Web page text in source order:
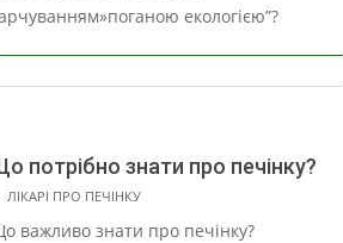
екологією”?
потрібно знати про печінку?
ЛІКАРІ ПРО ПЕЧІНКУ
важливо знати про печінку?